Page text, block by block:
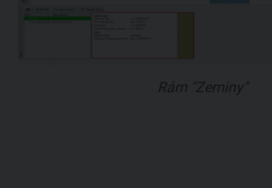
Rám "Zeminy"